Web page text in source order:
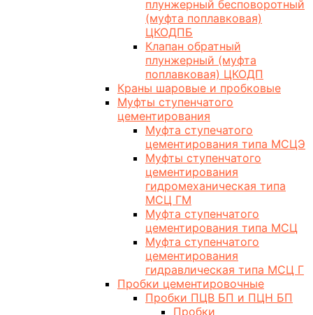
плунжерный бесповоротный
(муфта поплавковая)
ЦКОДПБ
Клапан обратный
плунжерный (муфта
поплавковая) ЦКОДП
Краны шаровые и пробковые
Муфты ступенчатого
цементирования
Муфта ступечатого
цементирования типа МСЦЭ
Муфты ступенчатого
цементирования
гидромеханическая типа
МСЦ ГМ
Муфта ступенчатого
цементирования типа МСЦ
Муфта ступенчатого
цементирования
гидравлическая типа МСЦ Г
Пробки цементировочные
Пробки ПЦВ БП и ПЦН БП
Пробки